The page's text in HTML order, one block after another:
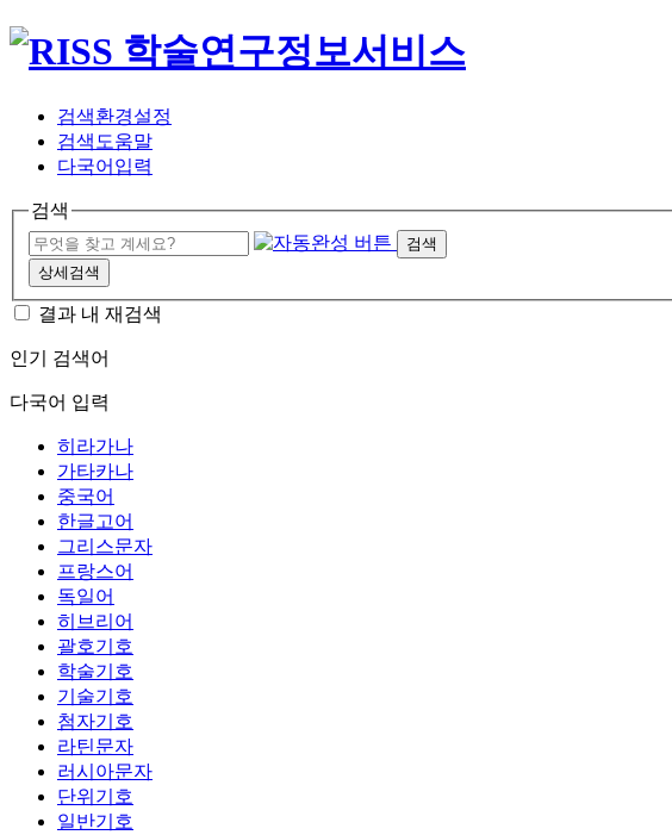
검색환경설정
검색도움말
다국어입력
검색
검색
상세검색
결과 내 재검색
인기 검색어
다국어 입력
히라가나
가타카나
중국어
한글고어
그리스문자
프랑스어
독일어
히브리어
괄호기호
학술기호
기술기호
첨자기호
라틴문자
러시아문자
단위기호
일반기호